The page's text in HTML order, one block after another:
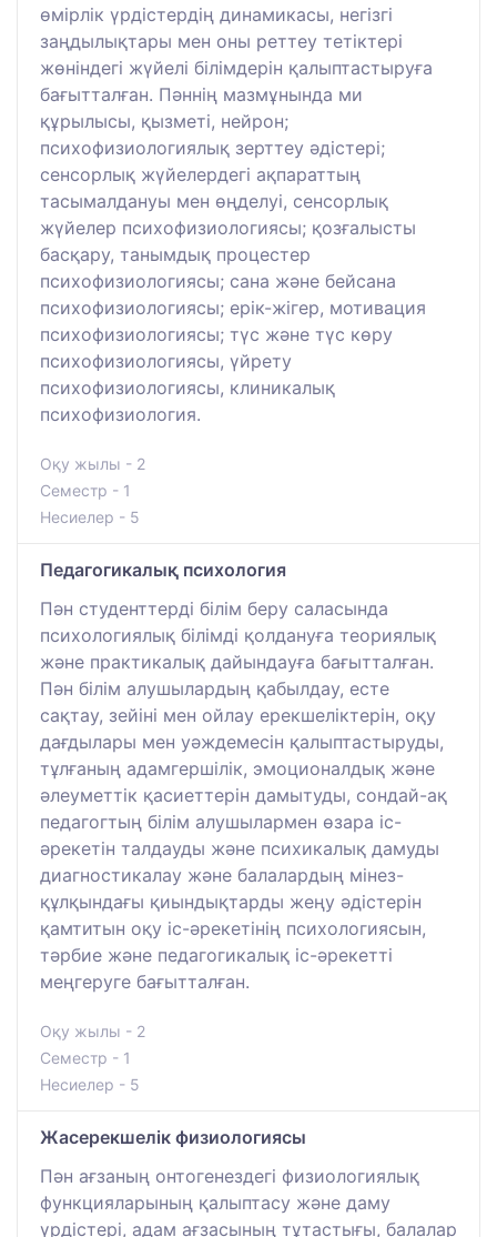
өмірлік үрдістердің динамикасы, негізгі
заңдылықтары мен оны реттеу тетіктері
жөніндегі жүйелі білімдерін қалыптастыруға
бағытталған. Пәннің мазмұнында ми
құрылысы, қызметі, нейрон;
психофизиологиялық зерттеу әдістері;
сенсорлық жүйелердегі ақпараттың
тасымалдануы мен өңделуі, сенсорлық
жүйелер психофизиологиясы; қозғалысты
басқару, танымдық процестер
психофизиологиясы; сана және бейсана
психофизиологиясы; ерік-жігер, мотивация
психофизиологиясы; түс және түс көру
психофизиологиясы, үйрету
психофизиологиясы, клиникалық
психофизиология.
Оқу жылы - 2
Семестр - 1
Несиелер - 5
Педагогикалық психология
Пән студенттерді білім беру саласында
психологиялық білімді қолдануға теориялық
және практикалық дайындауға бағытталған.
Пән білім алушылардың қабылдау, есте
сақтау, зейіні мен ойлау ерекшеліктерін, оқу
дағдылары мен уәждемесін қалыптастыруды,
тұлғаның адамгершілік, эмоционалдық және
әлеуметтік қасиеттерін дамытуды, сондай-ақ
педагогтың білім алушылармен өзара іс-
әрекетін талдауды және психикалық дамуды
диагностикалау және балалардың мінез-
құлқындағы қиындықтарды жеңу әдістерін
қамтитын оқу іс-әрекетінің психологиясын,
тәрбие және педагогикалық іс-әрекетті
меңгеруге бағытталған.
Оқу жылы - 2
Семестр - 1
Несиелер - 5
Жасерекшелік физиологиясы
Пән ағзаның онтогенездегі физиологиялық
функцияларының қалыптасу және даму
үрдістері, адам ағзасының тұтастығы, балалар